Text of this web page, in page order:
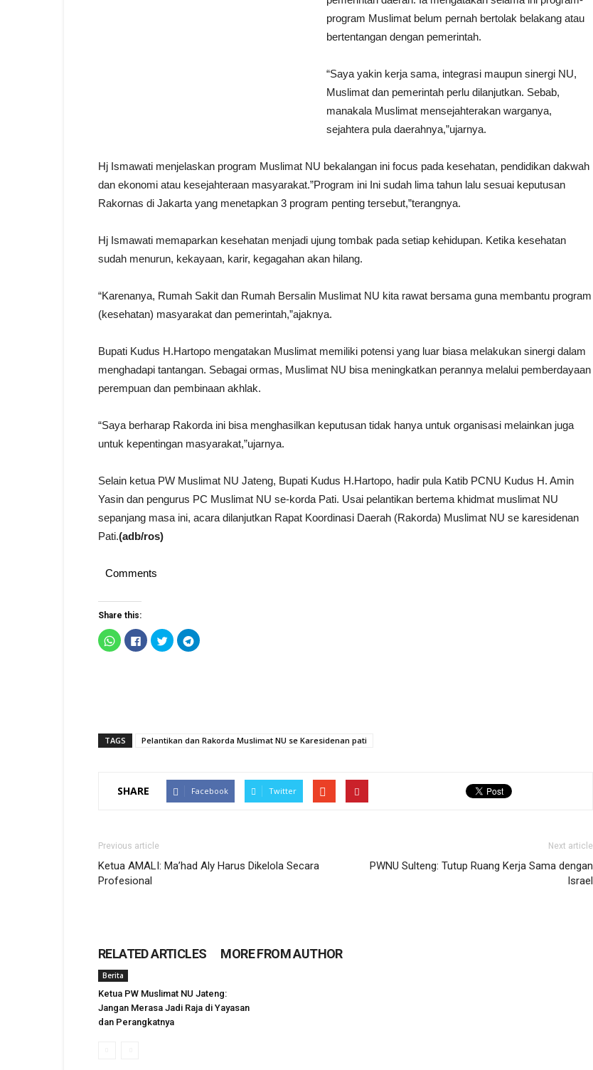
program Muslimat belum pernah bertolak belakang atau
bertentangan dengan pemerintah.
“Saya yakin kerja sama, integrasi maupun sinergi NU,
Muslimat dan pemerintah perlu dilanjutkan. Sebab,
manakala Muslimat mensejahterakan warganya,
sejahtera pula daerahnya,”ujarnya.
Hj Ismawati menjelaskan program Muslimat NU bekalangan ini focus pada kesehatan, pendidikan dakwah
dan ekonomi atau kesejahteraan masyarakat.”Program ini Ini sudah lima tahun lalu sesuai keputusan
Rakornas di Jakarta yang menetapkan 3 program penting tersebut,”terangnya.
Hj Ismawati memaparkan kesehatan menjadi ujung tombak pada setiap kehidupan. Ketika kesehatan
sudah menurun, kekayaan, karir, kegagahan akan hilang.
“Karenanya, Rumah Sakit dan Rumah Bersalin Muslimat NU kita rawat bersama guna membantu program
(kesehatan) masyarakat dan pemerintah,”ajaknya.
Bupati Kudus H.Hartopo mengatakan Muslimat memiliki potensi yang luar biasa melakukan sinergi dalam
menghadapi tantangan. Sebagai ormas, Muslimat NU bisa meningkatkan perannya melalui pemberdayaan
perempuan dan pembinaan akhlak.
“Saya berharap Rakorda ini bisa menghasilkan keputusan tidak hanya untuk organisasi melainkan juga
untuk kepentingan masyarakat,”ujarnya.
Selain ketua PW Muslimat NU Jateng, Bupati Kudus H.Hartopo, hadir pula Katib PCNU Kudus H. Amin
Yasin dan pengurus PC Muslimat NU se-korda Pati. Usai pelantikan bertema khidmat muslimat NU
sepanjang masa ini, acara dilanjutkan Rapat Koordinasi Daerah (Rakorda) Muslimat NU se karesidenan
Pati.(adb/ros)
Comments
Share this:
Click
to
share
Click
to
share
Click
to
share
Click
to
TAGS Pelantikan dan Rakorda Muslimat NU se Karesidenan pati
SHARE Facebook Twitter
Previous article
Ketua AMALI: Ma’had Aly Harus Dikelola Secara
Profesional
Next article
PWNU Sulteng: Tutup Ruang Kerja Sama dengan
Israel
RELATED ARTICLES MORE FROM AUTHOR
Berita
Ketua PW Muslimat NU Jateng:
Jangan Merasa Jadi Raja di Yayasan
dan Perangkatnya